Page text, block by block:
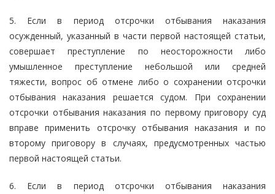
5. Если в период отсрочки отбывания наказания
осужденный, указанный в части первой настоящей статьи,
совершает преступление по неосторожности либо
умышленное преступление небольшой или средней
тяжести, вопрос об отмене либо о сохранении отсрочки
отбывания наказания решается судом. При сохранении
отсрочки отбывания наказания по первому приговору суд
вправе применить отсрочку отбывания наказания и по
второму приговору в случаях, предусмотренных частью
первой настоящей статьи.
6. Если в период отсрочки отбывания наказания